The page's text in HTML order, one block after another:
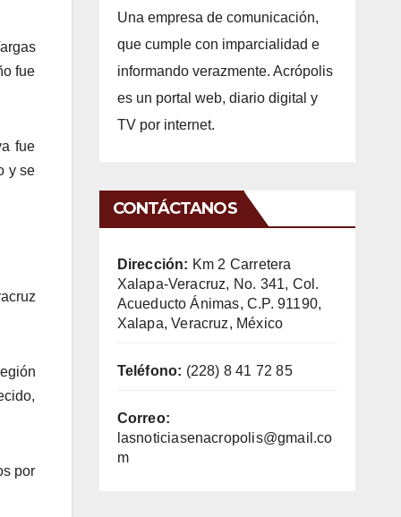
fue
fue
y se
por
Una empresa de comunicación,
que cumple con imparcialidad e
informando verazmente. Acrópolis
es un portal web, diario digital y
TV por internet.
CONTÁCTANOS
Dirección: Km 2 Carretera
Xalapa-Veracruz, No. 341, Col.
Acueducto Ánimas, C.P. 91190,
Xalapa, Veracruz, México
Teléfono: (228) 8 41 72 85
Correo:
lasnoticiasenacropolis@gmail.co
m